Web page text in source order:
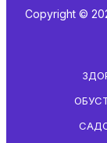
Copyright ©